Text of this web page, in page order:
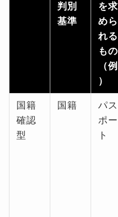
判別
基準
を求
めら
れる
もの
（例
）
国籍
確認
型
国籍
パス
ポー
ト